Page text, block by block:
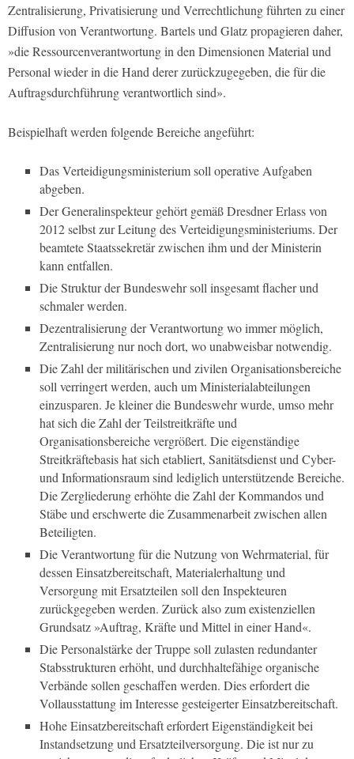
Zentralisierung, Privatisierung und Verrechtlichung führten zu einer
Diffusion von Verantwortung. Bartels und Glatz propagieren daher,
»die Ressourcenverantwortung in den Dimensionen Material und
Personal wieder in die Hand derer zurückzugegeben, die für die
Auftragsdurchführung verantwortlich sind».
Beispielhaft werden folgende Bereiche angeführt:
Das Verteidigungsministerium soll operative Aufgaben
abgeben.
Der Generalinspekteur gehört gemäß Dresdner Erlass von
2012 selbst zur Leitung des Verteidigungsministeriums. Der
beamtete Staatssekretär zwischen ihm und der Ministerin
kann entfallen.
Die Struktur der Bundeswehr soll insgesamt flacher und
schmaler werden.
Dezentralisierung der Verantwortung wo immer möglich,
Zentralisierung nur noch dort, wo unabweisbar notwendig.
Die Zahl der militärischen und zivilen Organisationsbereiche
soll verringert werden, auch um Ministerialabteilungen
einzusparen. Je kleiner die Bundeswehr wurde, umso mehr
hat sich die Zahl der Teilstreitkräfte und
Organisationsbereiche vergrößert. Die eigenständige
Streitkräftebasis hat sich etabliert, Sanitätsdienst und Cyber-
und Informationsraum sind lediglich unterstützende Bereiche.
Die Zergliederung erhöhte die Zahl der Kommandos und
Stäbe und erschwerte die Zusammenarbeit zwischen allen
Beteiligten.
Die Verantwortung für die Nutzung von Wehrmaterial, für
dessen Einsatzbereitschaft, Materialerhaltung und
Versorgung mit Ersatzteilen soll den Inspekteuren
zurückgegeben werden. Zurück also zum existenziellen
Grundsatz »Auftrag, Kräfte und Mittel in einer Hand«.
Die Personalstärke der Truppe soll zulasten redundanter
Stabsstrukturen erhöht, und durchhaltefähige organische
Verbände sollen geschaffen werden. Dies erfordert die
Vollausstattung im Interesse gesteigerter Einsatzbereitschaft.
Hohe Einsatzbereitschaft erfordert Eigenständigkeit bei
Instandsetzung und Ersatzteilversorgung. Die ist nur zu